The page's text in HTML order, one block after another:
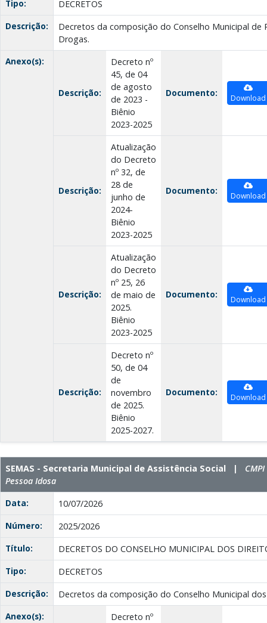
Tipo:
DECRETOS
Descrição:
Decretos da composição do Conselho Municipal de
Drogas.
Anexo(s):
Descrição:
Decreto nº
45, de 04
de agosto
de 2023 -
Biênio
2023-2025
Documento: Download
Descrição:
Atualização
do Decreto
nº 32, de
28 de
junho de
2024-
Biênio
2023-2025
Documento: Download
Descrição:
Atualização
do Decreto
nº 25, 26
de maio de
2025.
Biênio
2023-2025
Documento: Download
Descrição:
Decreto nº
50, de 04
de
novembro
de 2025.
Biênio
2025-2027.
Documento: Download
SEMAS - Secretaria Municipal de Assistência Social |
Pessoa Idosa
Data:
10/07/2026
Número:
2025/2026
Título:
DECRETOS DO CONSELHO MUNICIPAL DOS
Tipo:
DECRETOS
Descrição:
Decretos da composição do Conselho Municipal
Anexo(s):
Decreto nº